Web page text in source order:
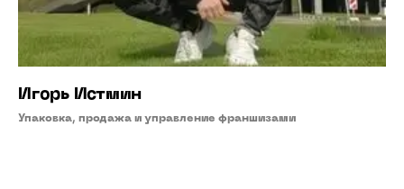
Игорь Истмин
Упаковка, продажа и управление франшизами